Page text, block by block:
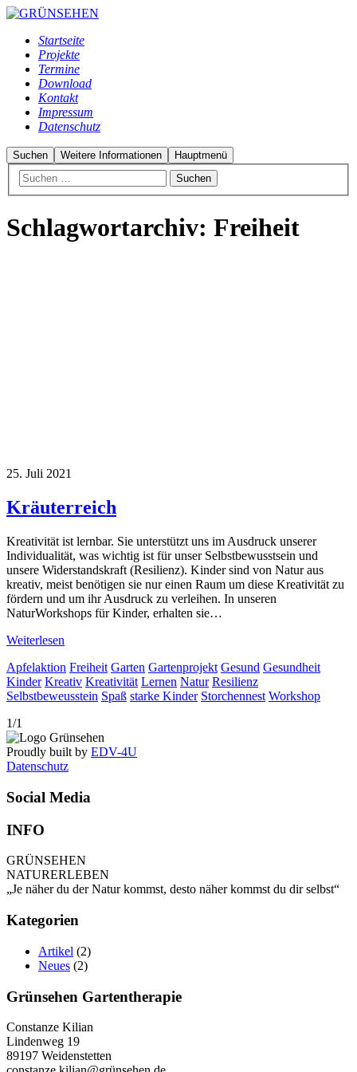
Startseite
Projekte
Termine
Download
Kontakt
Impressum
Datenschutz
Suchen Weitere Informationen Hauptmenü
Schlagwortarchiv: Freiheit
25. Juli 2021
Kräuterreich
Kreativität ist lernbar. Sie unterstützt uns im Ausdruck unserer
Individualität, was wichtig ist für unser Selbstbewusstsein und
unsere Widerstandskraft (Resilienz). Kinder sind von Natur aus
kreativ, meist benötigen sie nur einen Raum um diese Kreativität zu
fördern und um ihr Ausdruck zu verleihen. In unseren
NaturWorkshops für Kinder, erhalten sie…
Weiterlesen
Apfelaktion Freiheit Garten Gartenprojekt Gesund Gesundheit
Kinder Kreativ Kreativität Lernen Natur Resilienz
Selbstbeweusstein Spaß starke Kinder Storchennest Workshop
1/1
Proudly built by EDV-4U
Datenschutz
Social Media
INFO
GRÜNSEHEN
NATURERLEBEN
„Je näher du der Natur kommst, desto näher kommst du dir selbst“
Kategorien
Artikel (2)
Neues (2)
Grünsehen Gartentherapie
Constanze Kilian
Lindenweg 19
89197 Weidenstetten